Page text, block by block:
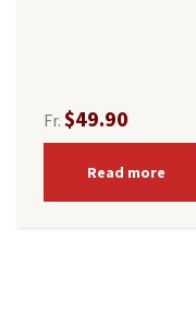
Fr. $49.90
Read more